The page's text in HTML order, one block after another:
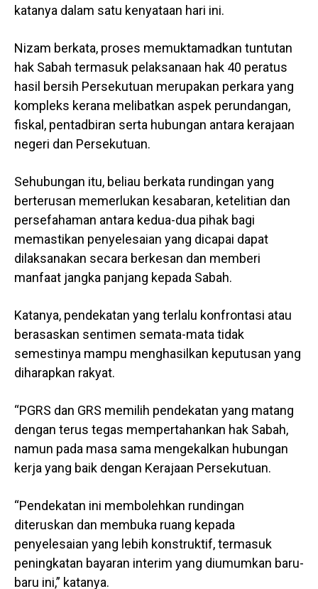
katanya dalam satu kenyataan hari ini.
Nizam berkata, proses memuktamadkan tuntutan
hak Sabah termasuk pelaksanaan hak 40 peratus
hasil bersih Persekutuan merupakan perkara yang
kompleks kerana melibatkan aspek perundangan,
fiskal, pentadbiran serta hubungan antara kerajaan
negeri dan Persekutuan.
Sehubungan itu, beliau berkata rundingan yang
berterusan memerlukan kesabaran, ketelitian dan
persefahaman antara kedua-dua pihak bagi
memastikan penyelesaian yang dicapai dapat
dilaksanakan secara berkesan dan memberi
manfaat jangka panjang kepada Sabah.
Katanya, pendekatan yang terlalu konfrontasi atau
berasaskan sentimen semata-mata tidak
semestinya mampu menghasilkan keputusan yang
diharapkan rakyat.
“PGRS dan GRS memilih pendekatan yang matang
dengan terus tegas mempertahankan hak Sabah,
namun pada masa sama mengekalkan hubungan
kerja yang baik dengan Kerajaan Persekutuan.
“Pendekatan ini membolehkan rundingan
diteruskan dan membuka ruang kepada
penyelesaian yang lebih konstruktif, termasuk
peningkatan bayaran interim yang diumumkan baru-
baru ini,” katanya.